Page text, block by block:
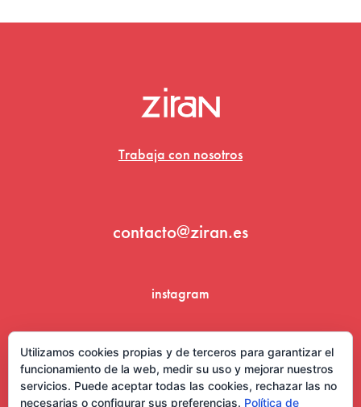
Trabaja con nosotros
contacto@ziran.es
instagram
Utilizamos cookies propias y de terceros para garantizar el
funcionamiento de la web, medir su uso y mejorar nuestros
servicios. Puede aceptar todas las cookies, rechazar las no
necesarias o configurar sus preferencias. Política de